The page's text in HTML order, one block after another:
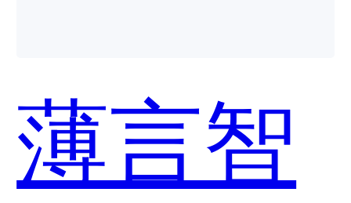
用？
薄言智